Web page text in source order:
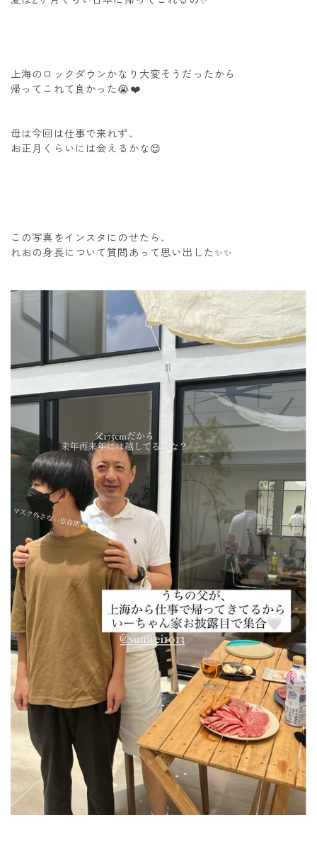
上海のロックダウンかなり大変そうだったから
帰ってこれて良かった😭❤️
母は今回は仕事で来れず、
お正月くらいには会えるかな😌
この写真をインスタにのせたら、
れおの身長について質問あって思い出した✨✨